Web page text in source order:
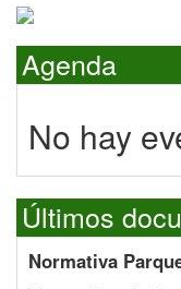
Agenda
No hay
Últimos
Normativa